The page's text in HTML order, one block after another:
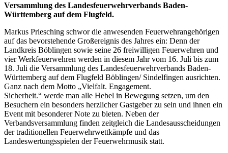
Versammlung des Landesfeuerwehrverbands Baden-
Württemberg auf dem Flugfeld.
Markus Priesching schwor die anwesenden Feuerwehrangehörigen
auf das bevorstehende Großereignis des Jahres ein: Denn der
Landkreis Böblingen sowie seine 26 freiwilligen Feuerwehren und
vier Werkfeuerwehren werden in diesem Jahr vom 16. Juli bis zum
18. Juli die Versammlung des Landesfeuerwehrverbands Baden-
Württemberg auf dem Flugfeld Böblingen/ Sindelfingen ausrichten.
Ganz nach dem Motto „Vielfalt. Engagement.
Sicherheit.“ werde man alle Hebel in Bewegung setzen, um den
Besuchern ein besonders herzlicher Gastgeber zu sein und ihnen ein
Event mit besonderer Note zu bieten. Neben der
Verbandsversammlung finden zeitgleich die Landesausscheidungen
der traditionellen Feuerwehrwettkämpfe und das
Landeswertungsspielen der Feuerwehrmusik statt.